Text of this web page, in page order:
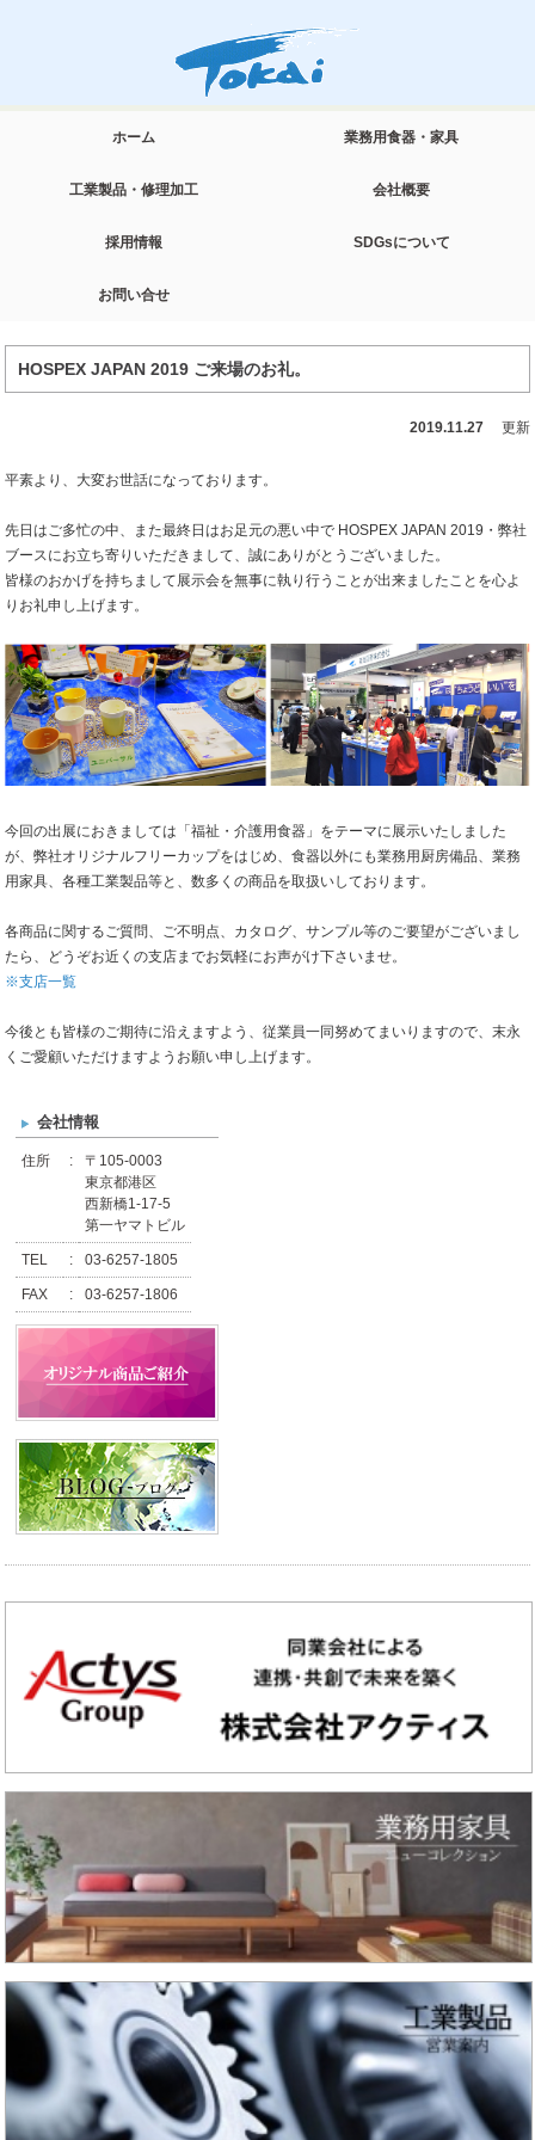
ホーム 業務用食器・家具
工業製品・修理加工 会社概要
採用情報 SDGsについて
お問い合せ
HOSPEX JAPAN 2019 ご来場のお礼。
2019.11.27 更新
平素より、大変お世話になっております。
先日はご多忙の中、また最終日はお足元の悪い中で HOSPEX JAPAN 2019・弊社
ブースにお立ち寄りいただきまして、誠にありがとうございました。
皆様のおかげを持ちまして展示会を無事に執り行うことが出来ましたことを心よ
りお礼申し上げます。
今回の出展におきましては「福祉・介護用食器」をテーマに展示いたしました
が、弊社オリジナルフリーカップをはじめ、食器以外にも業務用厨房備品、業務
用家具、各種工業製品等と、数多くの商品を取扱いしております。
各商品に関するご質問、ご不明点、カタログ、サンプル等のご要望がございまし
たら、どうぞお近くの支店までお気軽にお声がけ下さいませ。
※支店一覧
今後とも皆様のご期待に沿えますよう、従業員一同努めてまいりますので、末永
くご愛顧いただけますようお願い申し上げます。
会社情報
住所 :
〒105-0003
東京都港区
西新橋1-17-5
第一ヤマトビル
TEL : 03-6257-1805
FAX : 03-6257-1806